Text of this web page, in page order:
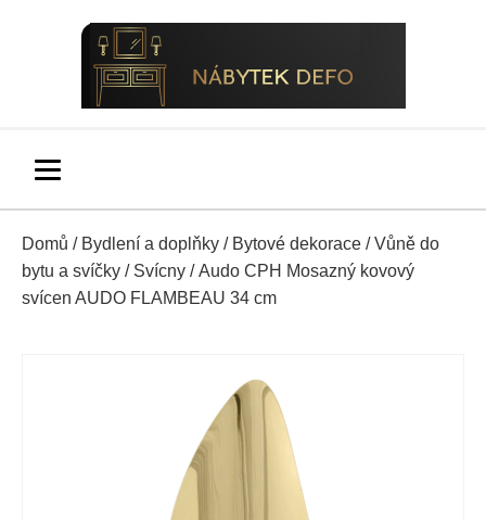
Domů / Bydlení a doplňky / Bytové dekorace /Vůně do
bytu a svíčky / Svícny / Audo CPH Mosazný kovový
svícen AUDO FLAMBEAU 34 cm